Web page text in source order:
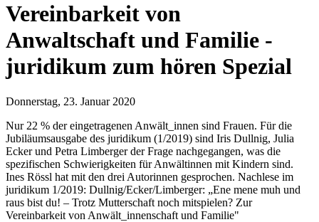
Vereinbarkeit von
Anwaltschaft und Familie -
juridikum zum hören Spezial
Donnerstag, 23. Januar 2020
Nur 22 % der eingetragenen Anwält_innen sind Frauen. Für die
Jubiläumsausgabe des juridikum (1/2019) sind Iris Dullnig, Julia
Ecker und Petra Limberger der Frage nachgegangen, was die
spezifischen Schwierigkeiten für Anwältinnen mit Kindern sind.
Ines Rössl hat mit den drei Autorinnen gesprochen. Nachlese im
juridikum 1/2019: Dullnig/Ecker/Limberger: „Ene mene muh und
raus bist du! – Trotz Mutterschaft noch mitspielen? Zur
Vereinbarkeit von Anwält_innenschaft und Familie"